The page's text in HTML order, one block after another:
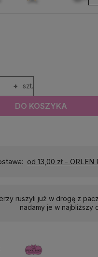
+ szt.
DO KOSZYKA
Wyślemy do
ruszyli już w drogę z
nadamy je w najbliższy